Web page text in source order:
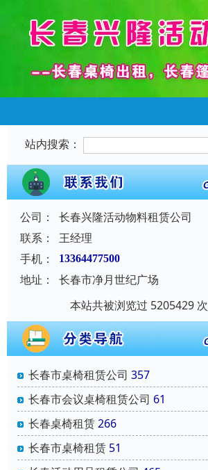
站内搜索：
公司：
长春兴隆活动物料租赁公司
联系：
王经理
手机：
13364477500
地址：
长春市净月世纪广场
本站共被浏览过 5205429 次
长春市桌椅租赁公司 357
长春市会议桌椅租赁公司 61
长春桌椅租赁266
长春市桌椅租赁 51